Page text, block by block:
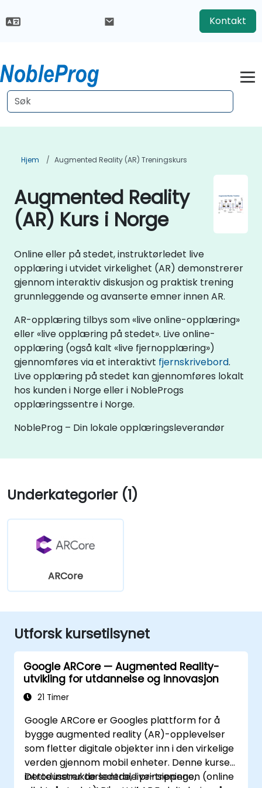
Kontakt
Hjem Augmented Reality (AR) Treningskurs
Augmented Reality
(AR) Kurs i Norge
Online eller på stedet, instruktørledet live
opplæring i utvidet virkelighet (AR) demonstrerer
gjennom interaktiv diskusjon og praktisk trening
grunnleggende og avanserte emner innen AR.
AR-opplæring tilbys som «live online-opplæring»
eller «live opplæring på stedet». Live online-
opplæring (også kalt «live fjernopplæring»)
gjennomføres via et interaktivt fjernskrivebord.
Live opplæring på stedet kan gjennomføres lokalt
hos kunden i Norge eller i NobleProgs
opplæringssentre i Norge.
NobleProg – Din lokale opplæringsleverandør
Underkategorier (1)
ARCore
Utforsk kursetilsynet
Google ARCore — Augmented Reality-
utvikling for utdannelse og innovasjon
21 Timer
Google ARCore er Googles plattform for å
bygge augmented reality (AR)-opplevelser
som fletter digitale objekter inn i den virkelige
verden gjennom mobil enheter. Denne kursen
introduserer de sentrale prinsippene,
Dette instruktørledede, live-treningen (online